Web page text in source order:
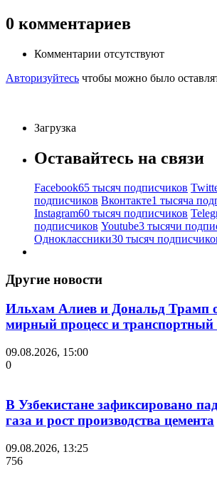
0 комментариев
Комментарии отсутствуют
Авторизуйтесь чтобы можно было
Загрузка
Оставайтесь на связи
Facebook65 тысяч подписчиков
подписчиков Вконтакте1 тысяча
Instagram60 тысяч подписчиков
подписчиков Youtube3 тысячи
Одноклассники30 тысяч
Другие новости
Ильхам Алиев и Дональд Трамп
мирный процесс и транспортный
09.08.2026, 15:00
0
В Узбекистане зафиксировано
газа и рост производства цемента
09.08.2026, 13:25
756